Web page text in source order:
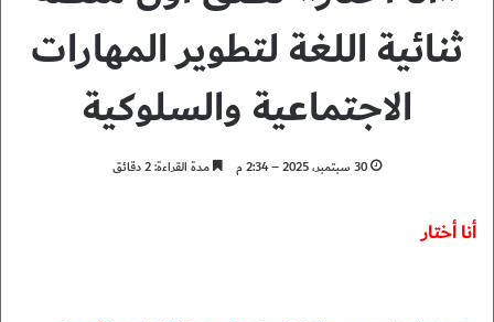
ثنائية اللغة لتطوير المهارات
الاجتماعية والسلوكية
30 سبتمبر، 2025 – 2:34 م مدة القراءة: 2 دقائق
أنا أختار